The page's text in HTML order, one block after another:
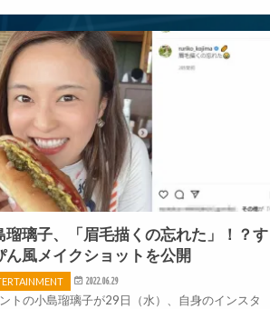
瑠璃子、「眉毛描くの忘れた」！？す
ん風メイクショットを公開
2022.06.29
トの小島瑠璃子が29日（水）、自身のインスタ